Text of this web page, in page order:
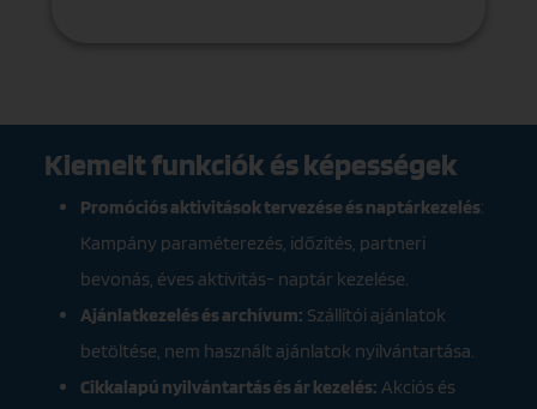
Kiemelt funkciók és képességek
Promóciós aktivitások tervezése és naptárkezelés:
Kampány paraméterezés, időzítés, partneri
bevonás, éves aktivitás- naptár kezelése.
Ajánlatkezelés és archívum: Szállítói ajánlatok
betöltése, nem használt ajánlatok nyilvántartása.
Cikkalapú nyilvántartás és ár kezelés: Akciós és